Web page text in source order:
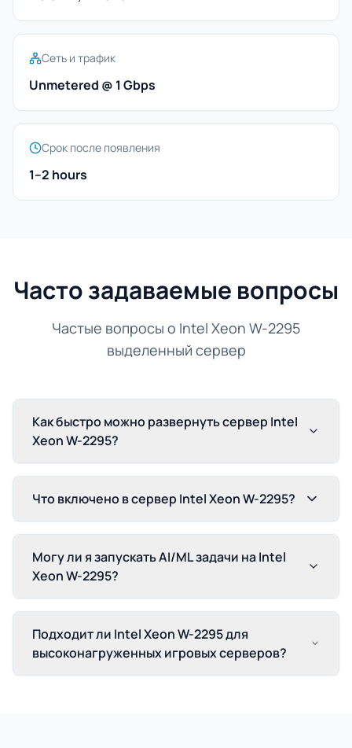
Сеть и трафик
Unmetered @ 1 Gbps
Срок после появления
1–2 hours
Часто задаваемые вопросы
Частые вопросы о Intel Xeon W-2295
выделенный сервер
Как быстро можно развернуть сервер Intel
Xeon W-2295?
Что включено в сервер Intel Xeon W-2295?
Могу ли я запускать AI/ML задачи на Intel
Xeon W-2295?
Подходит ли Intel Xeon W-2295 для
высоконагруженных игровых серверов?